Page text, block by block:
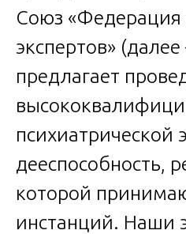
Союз «Федерация
экспертов»
предлагает
психиатрической
дееспособность,
которой
инстанций. Наши